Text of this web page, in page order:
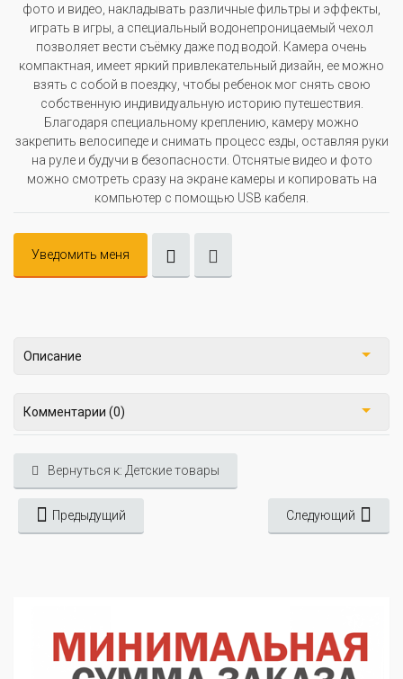
фото и видео, накладывать различные фильтры и эффекты,
играть в игры, а специальный водонепроницаемый чехол
позволяет вести съёмку даже под водой. Камера очень
компактная, имеет яркий привлекательный дизайн, ее можно
взять с собой в поездку, чтобы ребенок мог снять свою
собственную индивидуальную историю путешествия.
Благодаря специальному креплению, камеру можно
закрепить велосипеде и снимать процесс езды, оставляя руки
на руле и будучи в безопасности. Отснятые видео и фото
можно смотреть сразу на экране камеры и копировать на
компьютер с помощью USB кабеля.
Уведомить меня
Описание
Комментарии (0)
Вернуться к: Детские товары
Предыдущий Следующий